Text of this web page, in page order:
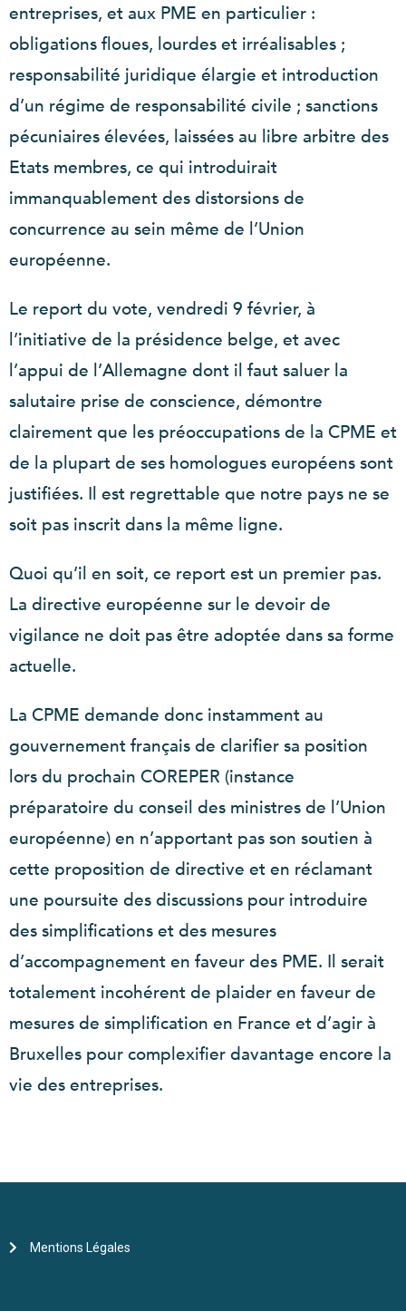
entreprises, et aux PME en particulier :
obligations floues, lourdes et irréalisables ;
responsabilité juridique élargie et introduction
d’un régime de responsabilité civile ; sanctions
pécuniaires élevées, laissées au libre arbitre des
Etats membres, ce qui introduirait
immanquablement des distorsions de
concurrence au sein même de l’Union
européenne.
Le report du vote, vendredi 9 février, à
l’initiative de la présidence belge, et avec
l’appui de l’Allemagne dont il faut saluer la
salutaire prise de conscience, démontre
clairement que les préoccupations de la CPME et
de la plupart de ses homologues européens sont
justifiées. Il est regrettable que notre pays ne se
soit pas inscrit dans la même ligne.
Quoi qu’il en soit, ce report est un premier pas.
La directive européenne sur le devoir de
vigilance ne doit pas être adoptée dans sa forme
actuelle.
La CPME demande donc instamment au
gouvernement français de clarifier sa position
lors du prochain COREPER (instance
préparatoire du conseil des ministres de l’Union
européenne) en n’apportant pas son soutien à
cette proposition de directive et en réclamant
une poursuite des discussions pour introduire
des simplifications et des mesures
d’accompagnement en faveur des PME. Il serait
totalement incohérent de plaider en faveur de
mesures de simplification en France et d’agir à
Bruxelles pour complexifier davantage encore la
vie des entreprises.
Mentions Légales